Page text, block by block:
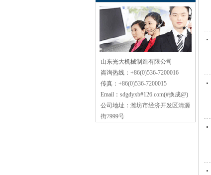
山东光大机械制造有限公司
咨询热线： +86(0)536-7200016
传真： +86(0)536-7200015
Email： sdgdyxb#126.com(#换成@)
公司地址： 潍坊市经济开发区清源
街7999号